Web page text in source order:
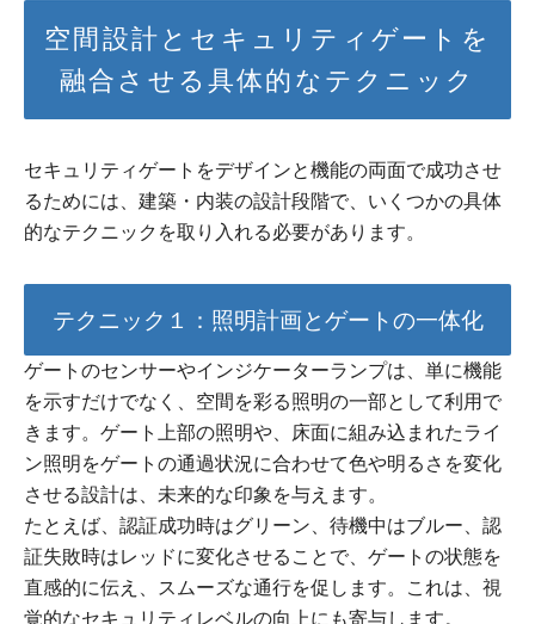
空間設計とセキュリティゲートを
融合させる具体的なテクニック
セキュリティゲートをデザインと機能の両面で成功させ
るためには、建築・内装の設計段階で、いくつかの具体
的なテクニックを取り入れる必要があります。
テクニック１：照明計画とゲートの一体化
ゲートのセンサーやインジケーターランプは、単に機能
を示すだけでなく、空間を彩る照明の一部として利用で
きます。ゲート上部の照明や、床面に組み込まれたライ
ン照明をゲートの通過状況に合わせて色や明るさを変化
させる設計は、未来的な印象を与えます。
たとえば、認証成功時はグリーン、待機中はブルー、認
証失敗時はレッドに変化させることで、ゲートの状態を
直感的に伝え、スムーズな通行を促します。これは、視
覚的なセキュリティレベルの向上にも寄与します。